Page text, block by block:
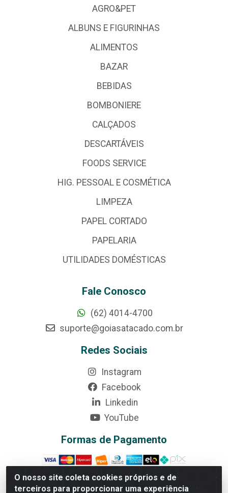
O nosso site coleta cookies próprios e de
terceiros para proporcionar uma experiência
AGRO&PET
ALBUNS E FIGURINHAS
ALIMENTOS
BAZAR
BEBIDAS
BOMBONIERE
CALÇADOS
DESCARTÁVEIS
FOODS SERVICE
HIG. PESSOAL E COSMÉTICA
LIMPEZA
PAPEL CORTADO
PAPELARIA
UTILIDADES DOMÉSTICAS
Fale Conosco
(62) 4014-4700
suporte@goiasatacado.com.br
Redes Sociais
Instagram
Facebook
Linkedin
YouTube
Formas de Pagamento